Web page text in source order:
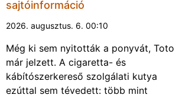
sajtóinformáció
2026. augusztus. 6. 00:10
Még ki sem nyitották a ponyvát, Toto
már jelzett. A cigaretta- és
kábítószerkereső szolgálati kutya
ezúttal sem tévedett: több mint